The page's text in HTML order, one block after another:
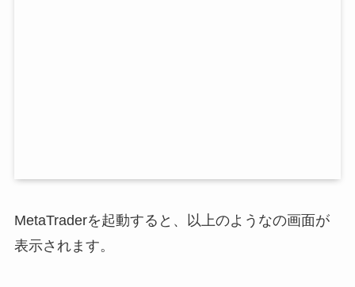
MetaTraderを起動すると、以上のようなの画面が
表示されます。